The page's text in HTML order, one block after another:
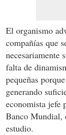
El organismo
compañías que
necesariamente
falta de
pequeñas
generando
economista jefe
Banco Mundial,
estudio.